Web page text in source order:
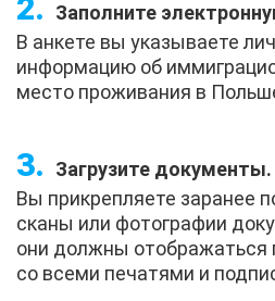
Заполните
В анкете вы указываете
информацию об
место проживания в
Загрузите документы.
Вы прикрепляете заранее
сканы или фотографии
они должны отображаться
со всеми печатями и